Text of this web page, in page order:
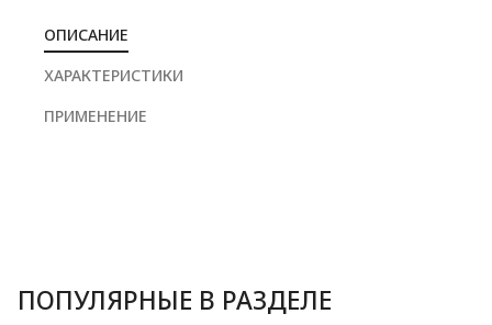
ОПИСАНИЕ
ХАРАКТЕРИСТИКИ
ПРИМЕНЕНИЕ
ПОПУЛЯРНЫЕ В РАЗДЕЛЕ